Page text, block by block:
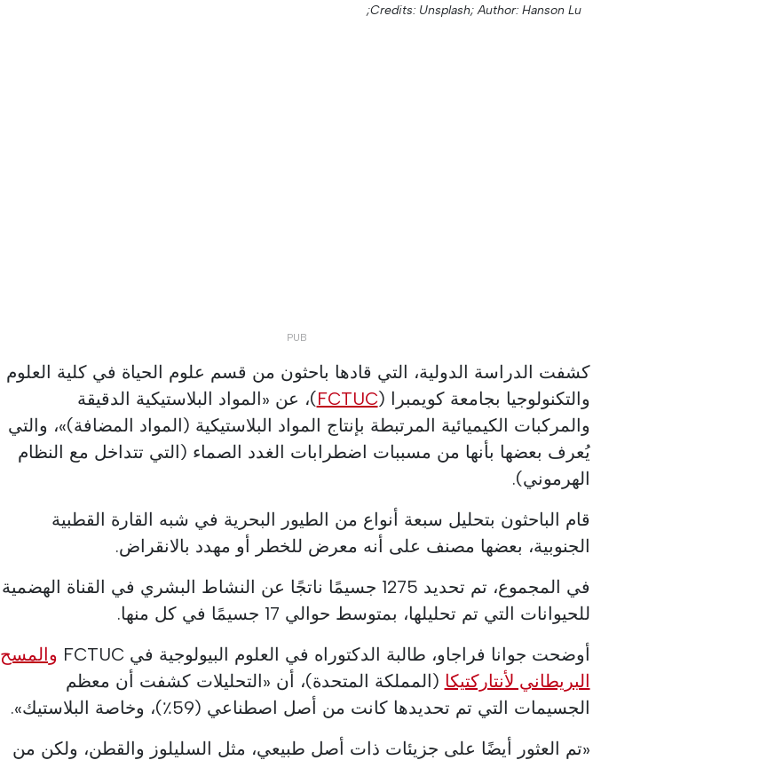
Credits: Unsplash; Author: Hanson Lu;
كشفت الدراسة الدولية، التي قادها باحثون من قسم علوم الحياة في كلية العلوم
والتكنولوجيا بجامعة كويمبرا (FCTUC)، عن «المواد البلاستيكية الدقيقة
والمركبات الكيميائية المرتبطة بإنتاج المواد البلاستيكية (المواد المضافة)»، والتي
يُعرف بعضها بأنها من مسببات اضطرابات الغدد الصماء (التي تتداخل مع النظام
الهرموني).
قام الباحثون بتحليل سبعة أنواع من الطيور البحرية في شبه القارة القطبية
الجنوبية، بعضها مصنف على أنه معرض للخطر أو مهدد بالانقراض.
في المجموع، تم تحديد 1275 جسيمًا ناتجًا عن النشاط البشري في القناة الهضمية
للحيوانات التي تم تحليلها، بمتوسط حوالي 17 جسيمًا في كل منها.
أوضحت جوانا فراجاو، طالبة الدكتوراه في العلوم البيولوجية في FCTUC
والمسح
البريطاني لأنتاركتيكا (المملكة المتحدة)، أن «التحليلات كشفت أن معظم
الجسيمات التي تم تحديدها كانت من أصل اصطناعي (59٪)، وخاصة البلاستيك».
«تم العثور أيضًا على جزيئات ذات أصل طبيعي، مثل السليلوز والقطن، ولكن من